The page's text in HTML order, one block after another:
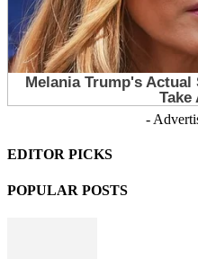
-
EDITOR PICKS
POPULAR POSTS